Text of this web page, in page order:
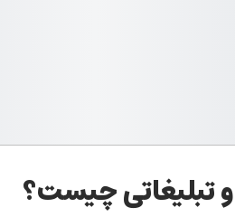
تبلیغاتی چیست؟